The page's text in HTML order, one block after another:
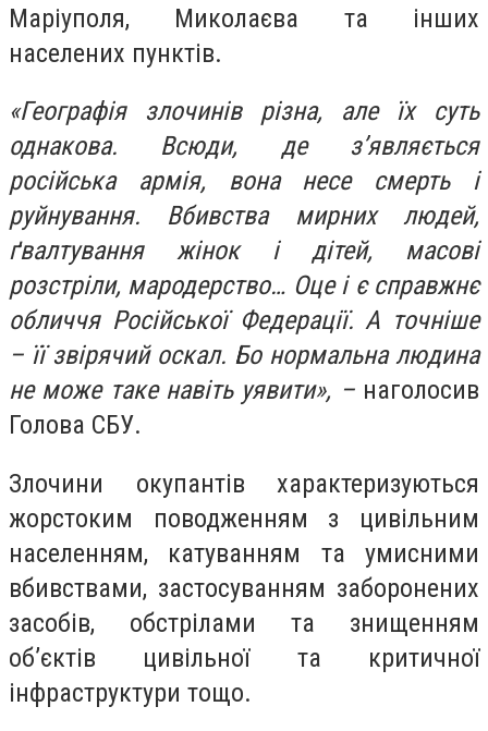
Маріуполя, Миколаєва та інших
населених пунктів.
«Географія злочинів різна, але їх суть
однакова. Всюди, де з’являється
російська армія, вона несе смерть і
руйнування. Вбивства мирних людей,
ґвалтування жінок і дітей, масові
розстріли, мародерство… Оце і є справжнє
обличчя Російської Федерації. А точніше
– її звірячий оскал. Бо нормальна людина
не може таке навіть уявити», –наголосив
Голова СБУ.
Злочини окупантів характеризуються
жорстоким поводженням з цивільним
населенням, катуванням та умисними
вбивствами, застосуванням заборонених
засобів, обстрілами та знищенням
об’єктів цивільної та критичної
інфраструктури тощо.